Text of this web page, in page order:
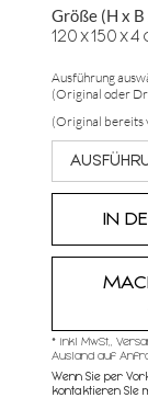
Größe (H x B
120x150x4
Ausführung
(Original oder
(Original bereits
* inkl MwSt,,
Ausland auf
Wenn Sie per
kontaktieren SIe